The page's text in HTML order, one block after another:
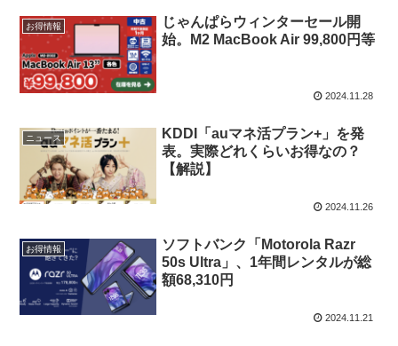
お得情報
じゃんぱらウィンターセール開
始。M2 MacBook Air 99,800円等
2024.11.28
ニュース
KDDI「auマネ活プラン+」を発
表。実際どれくらいお得なの？
【解説】
2024.11.26
お得情報
ソフトバンク「Motorola Razr
50s Ultra」、1年間レンタルが総
額68,310円
2024.11.21